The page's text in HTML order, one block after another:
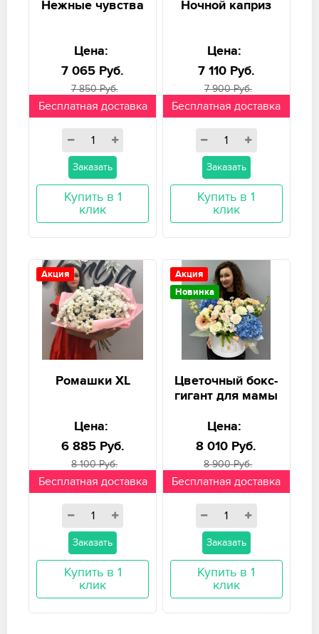
Нежные чувства
Цена:
7 065 Руб.
7 850 Руб.
Бесплатная доставка
Заказать
Купить в 1
клик
Ночной каприз
Цена:
7 110 Руб.
7 900 Руб.
Бесплатная доставка
Заказать
Купить в 1
клик
Акция
Ромашки XL
Цена:
6 885 Руб.
8 100 Руб.
Бесплатная доставка
Заказать
Купить в 1
клик
Акция
Новинка
Цветочный бокс-
гигант для мамы
Цена:
8 010 Руб.
8 900 Руб.
Бесплатная доставка
Заказать
Купить в 1
клик